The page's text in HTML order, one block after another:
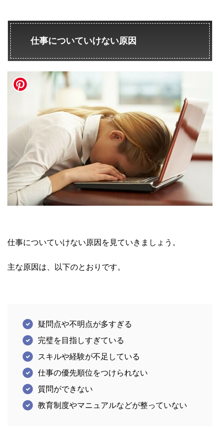
仕事についていけない原因
仕事についていけない原因を見ていきましょう。
主な原因は、以下のとおりです。
疑問点や不明点が多すぎる
完璧を目指しすぎている
スキルや経験が不足している
仕事の優先順位をつけられない
質問ができない
教育制度やマニュアルなどが整っていない